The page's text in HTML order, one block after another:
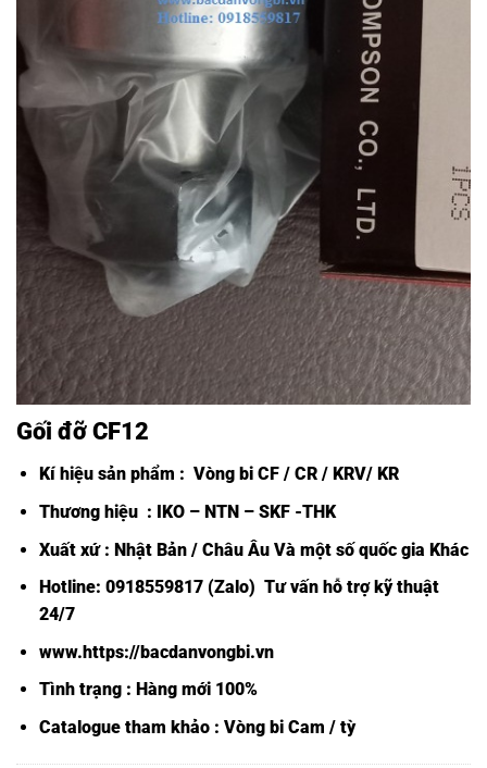
Gối đỡ CF12
Kí hiệu sản phẩm : Vòng bi CF / CR / KRV/ KR
Thương hiệu : IKO – NTN – SKF -THK
Xuất xứ : Nhật Bản / Châu Âu Và một số quốc gia Khác
Hotline: 0918559817 (Zalo) Tư vấn hỗ trợ kỹ thuật
24/7
www.https://bacdanvongbi.vn
Tình trạng : Hàng mới 100%
Catalogue tham khảo : Vòng bi Cam / tỳ